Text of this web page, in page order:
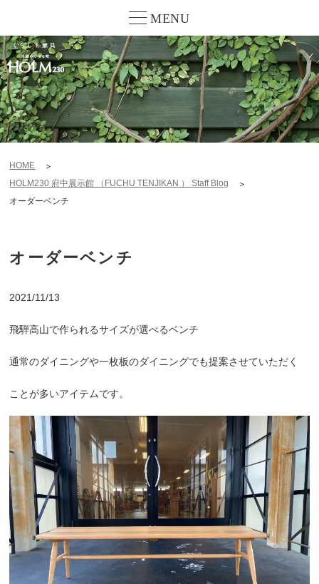
MENU
HOME
HOLM230 府中展示館 （FUCHU TENJIKAN ） Staff Blog
オーダーベンチ
オーダーベンチ
2021/11/13
飛騨高山で作られるサイズが選べるベンチ
通常のダイニングや一枚板のダイニングでも提案させていただく
ことが多いアイテムです。